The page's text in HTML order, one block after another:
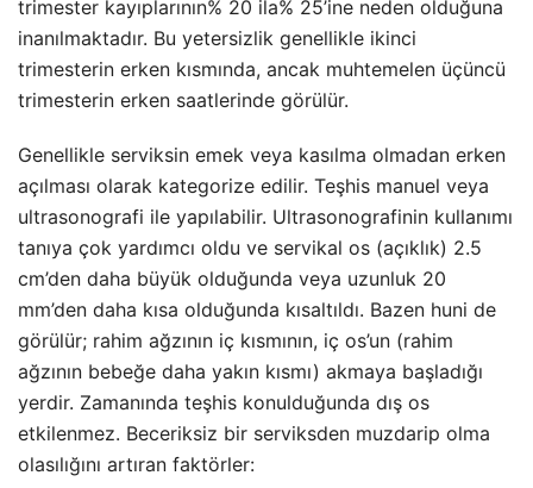
trimester kayıplarının% 20 ila% 25’ine neden olduğuna
inanılmaktadır. Bu yetersizlik genellikle ikinci
trimesterin erken kısmında, ancak muhtemelen üçüncü
trimesterin erken saatlerinde görülür.
Genellikle serviksin emek veya kasılma olmadan erken
açılması olarak kategorize edilir. Teşhis manuel veya
ultrasonografi ile yapılabilir. Ultrasonografinin kullanımı
tanıya çok yardımcı oldu ve servikal os (açıklık) 2.5
cm’den daha büyük olduğunda veya uzunluk 20
mm’den daha kısa olduğunda kısaltıldı. Bazen huni de
görülür; rahim ağzının iç kısmının, iç os’un (rahim
ağzının bebeğe daha yakın kısmı) akmaya başladığı
yerdir. Zamanında teşhis konulduğunda dış os
etkilenmez. Beceriksiz bir serviksden muzdarip olma
olasılığını artıran faktörler: